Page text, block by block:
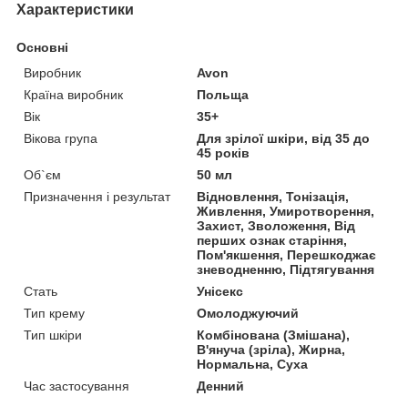
Характеристики
Основні
Виробник
Avon
Країна виробник
Польща
Вік
35+
Вікова група
Для зрілої шкіри, від 35 до
45 років
Об`єм
50 мл
Призначення і результат
Відновлення, Тонізація,
Живлення, Умиротворення,
Захист, Зволоження, Від
перших ознак старіння,
Пом'якшення, Перешкоджає
зневодненню, Підтягування
Стать
Унісекс
Тип крему
Омолоджуючий
Тип шкіри
Комбінована (Змішана),
В'януча (зріла), Жирна,
Нормальна, Суха
Час застосування
Денний